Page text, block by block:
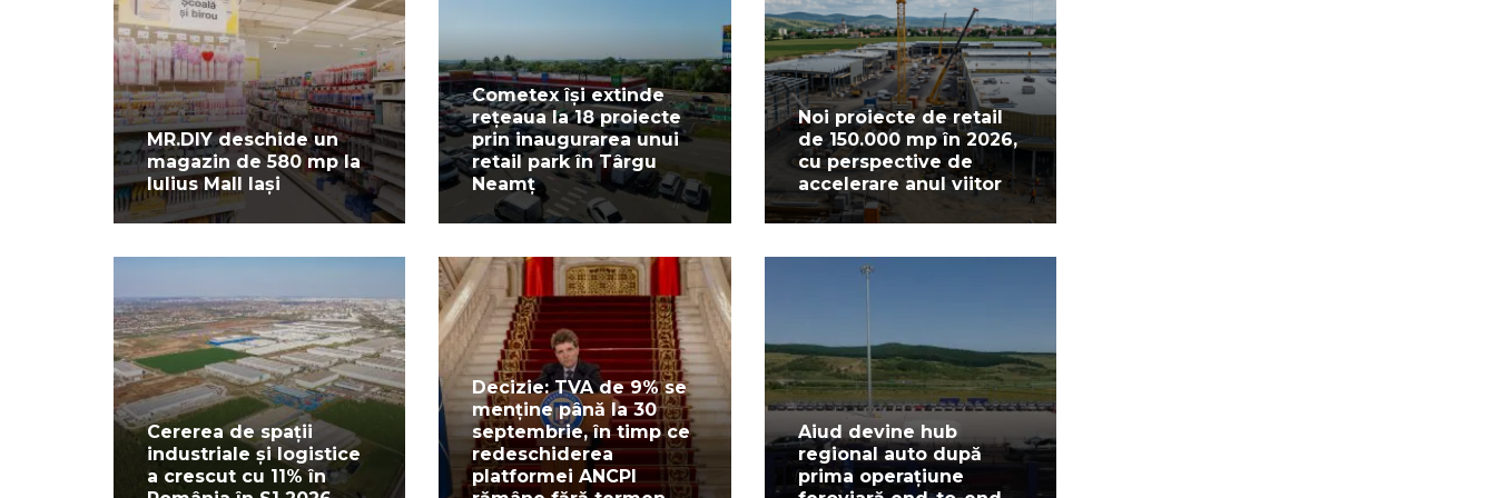
MR.DIY deschide un
magazin de 580 mp la
Iulius Mall Iași
Cometex își extinde
rețeaua la 18 proiecte
prin inaugurarea unui
retail park în Târgu
Neamț
Noi proiecte de retail
de 150.000 mp în 2026,
cu perspective de
accelerare anul viitor
Cererea de spații
industriale și logistice
a crescut cu 11% în
Decizie: TVA de 9% se
menține până la 30
septembrie, în timp ce
redeschiderea
platformei ANCPI
Aiud devine hub
regional auto după
prima operațiune